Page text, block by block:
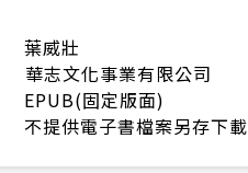
葉威壯
華志文化事業有限公司
EPUB(固定版面)
不提供電子書檔案另存下載